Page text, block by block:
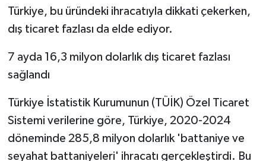
Türkiye, bu üründeki ihracatıyla dikkati çekerken,
dış ticaret fazlası da elde ediyor.
7 ayda 16,3 milyon dolarlık dış ticaret fazlası
sağlandı
Türkiye İstatistik Kurumunun (TÜİK) Özel Ticaret
Sistemi verilerine göre, Türkiye, 2020-2024
döneminde 285,8 milyon dolarlık 'battaniye ve
seyahat battaniyeleri' ihracatı gerçekleştirdi. Bu